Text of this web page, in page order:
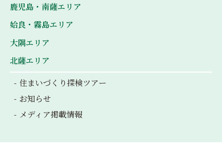
鹿児島・南薩エリア
姶良・霧島エリア
大隅エリア
北薩エリア
住まいづくり探検ツアー
お知らせ
メディア掲載情報